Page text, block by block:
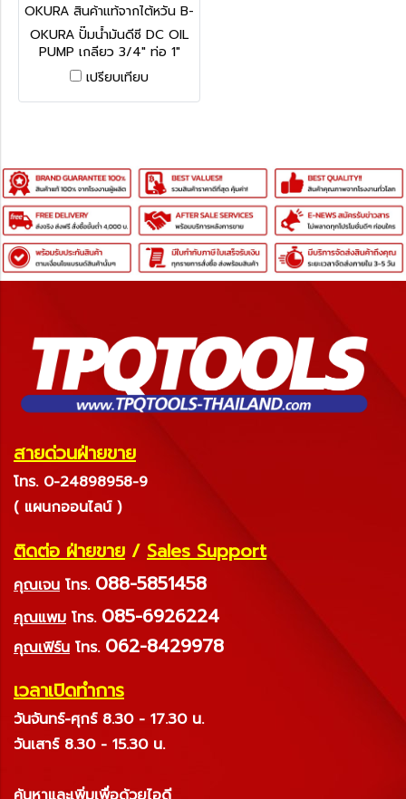
OKURA สินค้าแท้จากไต้หวัน B-
OK-OP200-12V
OKURA ปั๊มน้ำมันดีซี DC OIL
PUMP เกลียว 3/4" ท่อ 1"
เปรียบเทียบ
สายด่วนฝ่ายขาย
โทร. 0-24898958-9
( แผนกออนไลน์ )
ติดต่อ ฝ่ายขาย / Sales Support
คุณเจน โทร. 088-5851458
คุณแพม โทร. 085-6926224
คุณเฟิร์น โทร. 062-8429978
เวลาเปิดทำการ
วันจันทร์-ศุกร์ 8.30 - 17.30 น.
วันเสาร์ 8.30 - 15.30 น.